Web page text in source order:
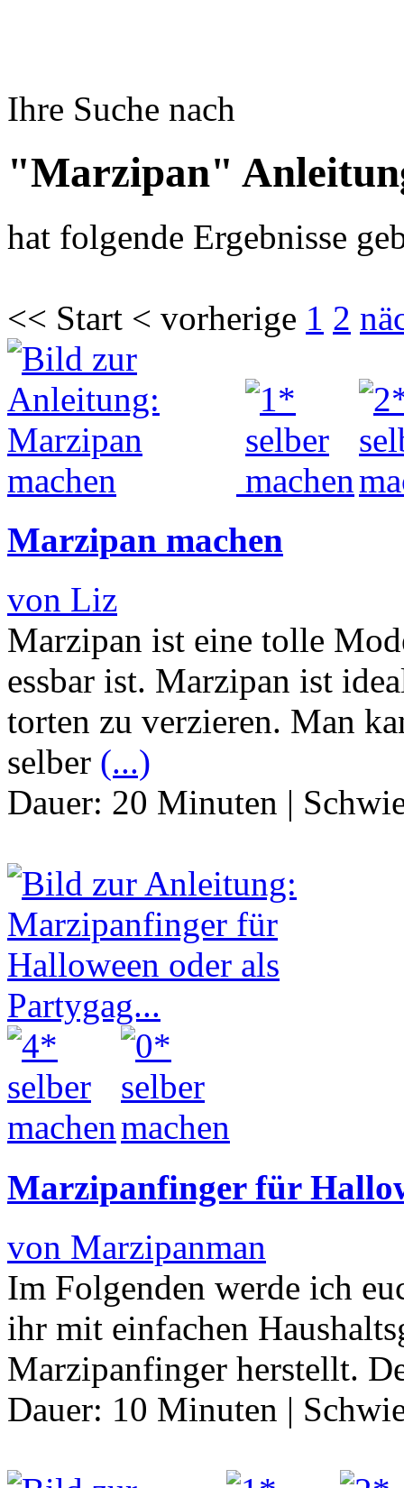
Ihre Suche nach
"Marzipan"
hat folgende Ergebnisse
<< Start < vorherige 1 2
Marzipan machen
von Liz
Marzipan ist eine tolle
essbar ist. Marzipan ist
torten zu verzieren. Man
selber (...)
Dauer: 20 Minuten |
Marzipanfinger für
von Marzipanman
Im Folgenden werde ich
ihr mit einfachen
Marzipanfinger herstellt.
Dauer: 10 Minuten |